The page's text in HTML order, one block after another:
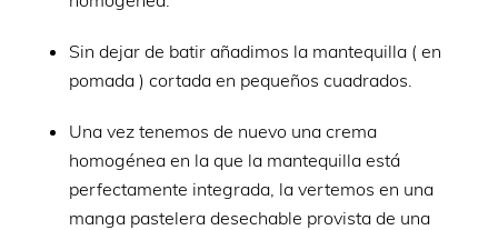
Sin dejar de batir añadimos la mantequilla ( en
pomada ) cortada en pequeños cuadrados.
Una vez tenemos de nuevo una crema
homogénea en la que la mantequilla está
perfectamente integrada, la vertemos en una
manga pastelera desechable provista de una